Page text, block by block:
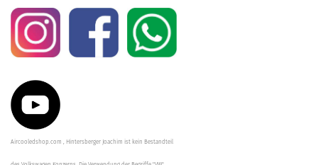
Aircooledshop.com , Hintersberger Joachim ist kein Bestandteil